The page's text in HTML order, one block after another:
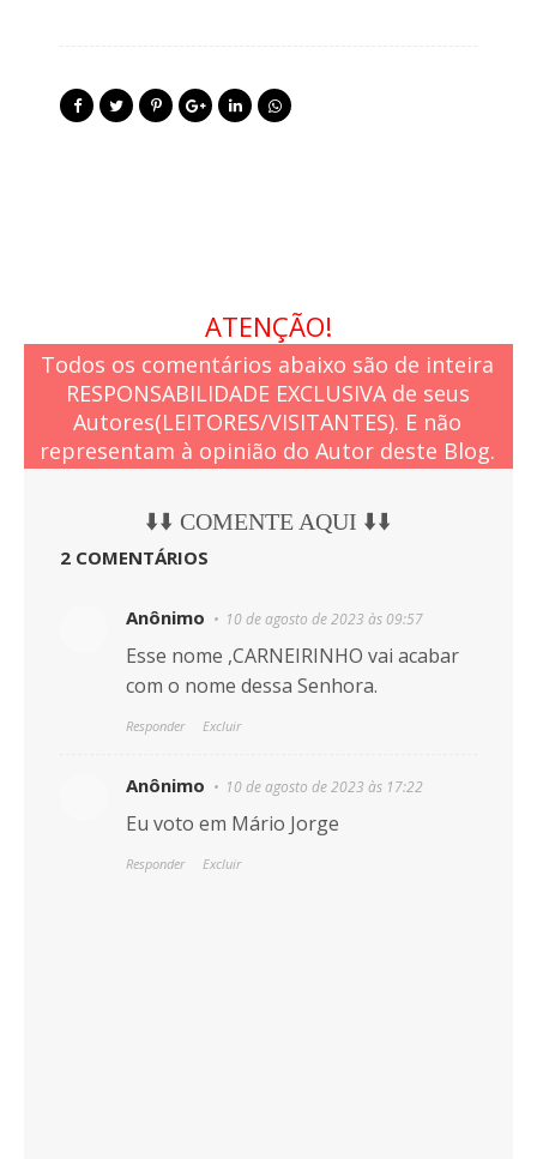
ATENÇÃO!
Todos os comentários abaixo são de inteira
RESPONSABILIDADE EXCLUSIVA de seus
Autores(LEITORES/VISITANTES). E não
representam à opinião do Autor deste Blog.
⬇️⬇️ COMENTE AQUI ⬇️⬇️
2 COMENTÁRIOS
Anônimo 10 de agosto de 2023 às 09:57
Esse nome ,CARNEIRINHO vai acabar
com o nome dessa Senhora.
Responder Excluir
Anônimo 10 de agosto de 2023 às 17:22
Eu voto em Mário Jorge
Responder Excluir